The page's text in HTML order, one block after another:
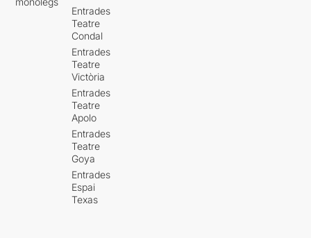
Entrades
Teatre
Condal
Entrades
Teatre
Victòria
Entrades
Teatre
Apolo
Entrades
Teatre
Goya
Entrades
Espai
Texas